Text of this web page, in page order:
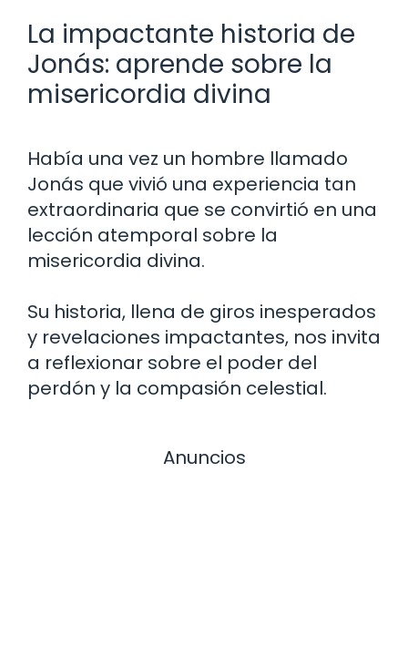
La impactante historia de
Jonás: aprende sobre la
misericordia divina
Había una vez un hombre llamado
Jonás que vivió una experiencia tan
extraordinaria que se convirtió en una
lección atemporal sobre la
misericordia divina.
Su historia, llena de giros inesperados
y revelaciones impactantes, nos invita
a reflexionar sobre el poder del
perdón y la compasión celestial.
Anuncios